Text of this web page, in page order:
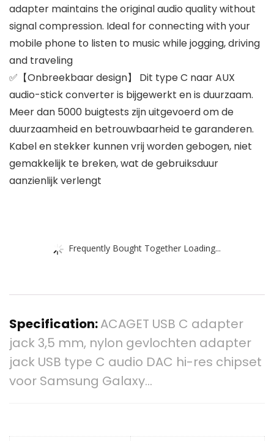
adapter maintains the original audio quality without
signal compression. Ideal for connecting with your
mobile phone to listen to music while jogging, driving
and traveling
✅【Onbreekbaar design】 Dit type C naar AUX
audio-stick converter is bijgewerkt en is duurzaam.
Meer dan 5000 buigtests zijn uitgevoerd om de
duurzaamheid en betrouwbaarheid te garanderen.
Kabel en stekker kunnen vrij worden gebogen, niet
gemakkelijk te breken, wat de gebruiksduur
aanzienlijk verlengt
Frequently Bought Together Loading...
Specification:ACAGET USB C adapter
jack 3,5 mm, nylon gevlochten adapter
jack USB type C audio DAC hi-res chipset
voor Samsung Galaxy…